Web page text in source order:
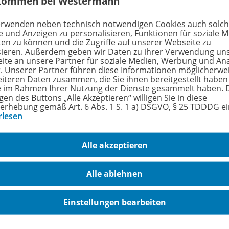
über die Nachkriegszeit
neben technisch notwendigen Cookies auch
und Anzeigen zu personalisieren, Funktionen für soziale
zu können und die Zugriffe auf unserer Webseite zu
Außerdem geben wir Daten zu ihrer Verwendung
an unsere Partner für soziale Medien, Werbung und
Unserer Partner führen diese Informationen
Daten zusammen, die Sie ihnen bereitgestellt
im Rahmen Ihrer Nutzung der Dienste gesammelt haben.
des Buttons „Alle Akzeptieren“ willigen Sie in diese
gemäß Art. 6 Abs. 1 S. 1 a) DSGVO, § 25 TDDDG
Alle akzeptieren
Alle ablehnen
Einstellungen bearbeiten